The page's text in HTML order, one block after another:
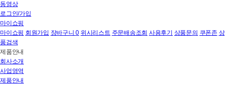
동영상
로그인/가입
마이쇼핑
마이쇼핑 회원가입 장바구니0 위시리스트 주문배송조회 사용후기 상품문의 쿠폰존 상
품검색
제품안내
회사소개
사업영역
제품안내